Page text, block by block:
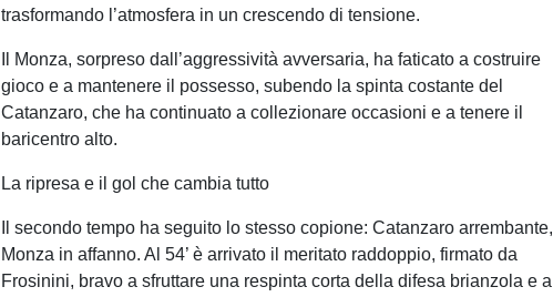
trasformando l’atmosfera in un crescendo di tensione.
Il Monza, sorpreso dall’aggressività avversaria, ha faticato a costruire
gioco e a mantenere il possesso, subendo la spinta costante del
Catanzaro, che ha continuato a collezionare occasioni e a tenere il
baricentro alto.
La ripresa e il gol che cambia tutto
Il secondo tempo ha seguito lo stesso copione: Catanzaro arrembante,
Monza in affanno. Al 54’ è arrivato il meritato raddoppio, firmato da
Frosinini, bravo a sfruttare una respinta corta della difesa brianzola e a